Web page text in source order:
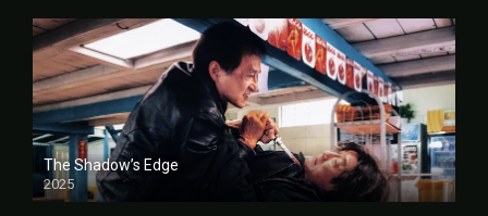
The Shadow’s Edge
2025
FULL HD